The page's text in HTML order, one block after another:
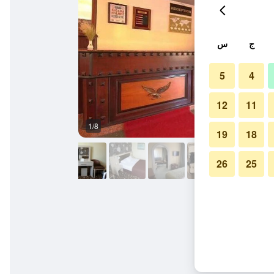
1/8
ج س
4
5
11
12
18
19
25
26